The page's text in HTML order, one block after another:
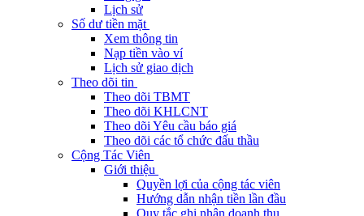
Lịch sử
Số dư tiền mặt
Xem thông tin
Nạp tiền vào ví
Lịch sử giao dịch
Theo dõi tin
Theo dõi TBMT
Theo dõi KHLCNT
Theo dõi Yêu cầu báo giá
Theo dõi các tổ chức đấu thầu
Cộng Tác Viên
Giới thiệu
Quyền lợi của cộng tác viên
Hướng dẫn nhận tiền lần đầu
Quy tắc ghi nhận doanh thu